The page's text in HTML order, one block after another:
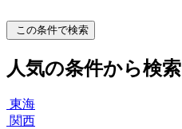
この条件で検索
人気の条件から検索
東海
関西